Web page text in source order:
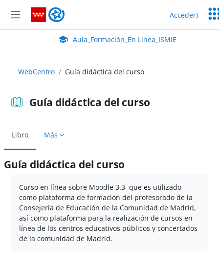
Panel lateral
Aula_Formación_En Línea_ISMIE Acceder)
Aula Virtual de EducaMadrid:
Aula_Formación_En Línea_ISMIE
WebCentro Guía didáctica del curso
Guía didáctica del curso
Libro Más
Guía didáctica del curso
Curso en línea sobre Moodle 3.3, que es utilizado
como plataforma de formación del profesorado de la
Consejería de Educación de la Comunidad de Madrid,
así como plataforma para la realización de cursos en
línea de los centros educativos públicos y concertados
de la comunidad de Madrid.